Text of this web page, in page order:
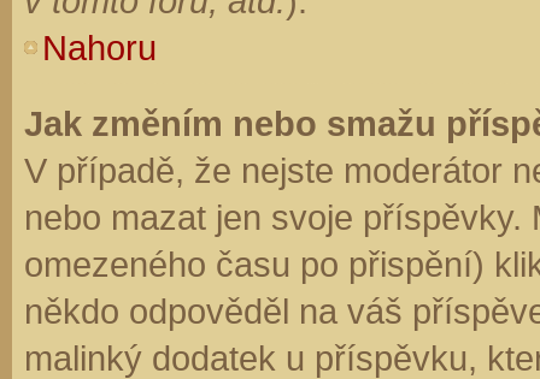
Nahoru
Jak změním nebo smažu
V případě, že nejste moderátor
nebo mazat jen svoje
omezeného času po přispění)
někdo odpověděl na váš
malinký dodatek u příspěvku,